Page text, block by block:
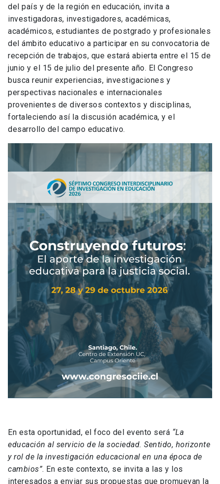
del país y de la región en educación, invita a
investigadoras, investigadores, académicas,
académicos, estudiantes de postgrado y profesionales
del ámbito educativo a participar en su convocatoria de
recepción de trabajos, que estará abierta entre el 15 de
junio y el 15 de julio del presente año. El Congreso
busca reunir experiencias, investigaciones y
perspectivas nacionales e internacionales
provenientes de diversos contextos y disciplinas,
fortaleciendo así la discusión académica, y el
desarrollo del campo educativo.
En esta oportunidad, el foco del evento será “La
educación al servicio de la sociedad. Sentido, horizonte
y rol de la investigación educacional en una época de
cambios”. En este contexto, se invita a las y los
interesados a enviar sus propuestas que promuevan la